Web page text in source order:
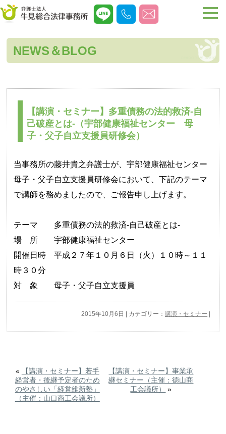
NEWS＆BLOG
【講演・セミナー】多重債務の法的救済‐自
己破産とは‐（宇部健康福祉センター 母
子・父子自立支援員研修会）
当事務所の藤井貴之弁護士が、宇部健康福祉センター
母子・父子自立支援員研修会において、下記のテーマ
で講師を務めましたので、ご報告申し上げます。
テーマ 多重債務の法的救済‐自己破産とは‐
場 所 宇部健康福祉センター
開催日時 平成２７年１０月６日（火）１０時～１１
時３０分
対 象 母子・父子自立支援員
2015年10月6日 | カテゴリー：講演・セミナー
«
【講演・セミナー】若手
経営者・後継予定者のため
のやさしい「経営維新塾」
（主催：山口商工会議所）
【講演・セミナー】事業承
継セミナー（主催：徳山商
工会議所）
»